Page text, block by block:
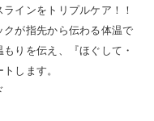
インをトリプルケア！！
が指先から伝わる体温で
りを伝え、『ほぐして・
します。